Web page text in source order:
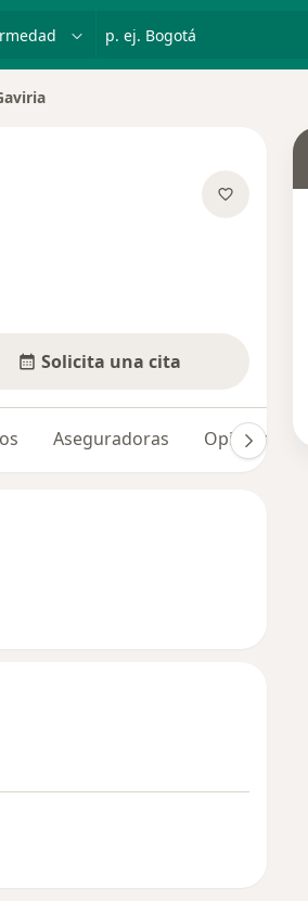
p. ej. Bogotá
Solicita una cita
Aseguradoras Opiniones (2)